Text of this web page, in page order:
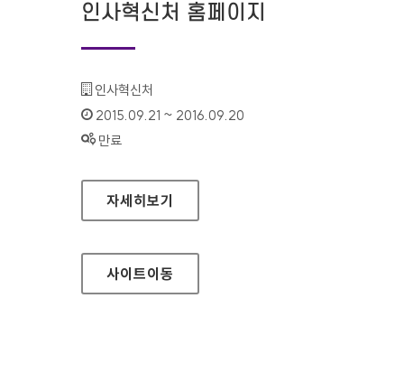
인사혁신처 홈페이지
기관명 :
인사혁신처
인증기간 :
2015.09.21 ~ 2016.09.20
상태 :
만료
인사혁신처 홈페이지
자세히보기
사이트이동